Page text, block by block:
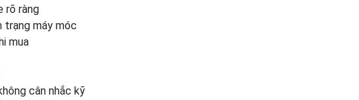
rõ ràng
trạng máy móc
mua
cân nhắc kỹ